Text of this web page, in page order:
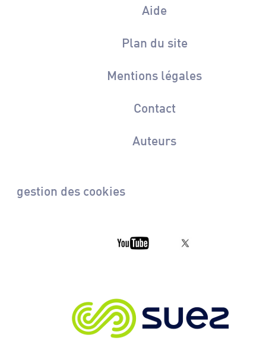
Aide
Plan du site
Mentions légales
Contact
Auteurs
gestion des cookies